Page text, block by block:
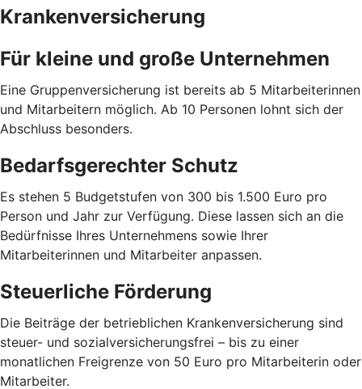
Krankenversicherung
Für kleine und große Unternehmen
Eine Gruppenversicherung ist bereits ab 5 Mitarbeiterinnen
und Mitarbeitern möglich. Ab 10 Personen lohnt sich der
Abschluss besonders.
Bedarfsgerechter Schutz
Es stehen 5 Budgetstufen von 300 bis 1.500 Euro pro
Person und Jahr zur Verfügung. Diese lassen sich an die
Bedürfnisse Ihres Unternehmens sowie Ihrer
Mitarbeiterinnen und Mitarbeiter anpassen.
Steuerliche Förderung
Die Beiträge der betrieblichen Krankenversicherung sind
steuer- und sozialversicherungsfrei – bis zu einer
monatlichen Freigrenze von 50 Euro pro Mitarbeiterin oder
Mitarbeiter.